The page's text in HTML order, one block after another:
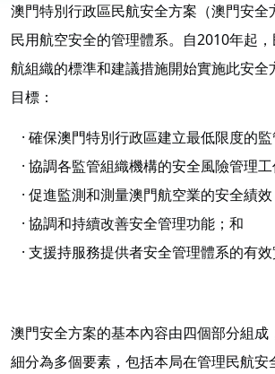
澳門特別行政區民航安全方案（澳門安全
民用航空安全的管理體系。自2010年起
航組織的標準和建議措施開始實施此安全
目標：
· 確保澳門特別行政區建立最低限度的監
· 協調各監管組織機構的安全風險管理工
· 促進監測和測量澳門航空業的安全績效
· 協調和持續改善安全管理功能；和
· 支援持服務提供者安全管理體系的有效
澳門安全方案的基本內容由四個部分組成
細分為多個要素，包括本局在管理民航安